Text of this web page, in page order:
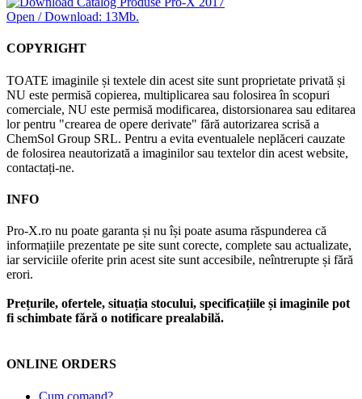
Open / Download: 13Mb.
COPYRIGHT
TOATE imaginile și textele din acest site sunt proprietate privată și
NU este permisă copierea, multiplicarea sau folosirea în scopuri
comerciale, NU este permisă modificarea, distorsionarea sau editarea
lor pentru "crearea de opere derivate" fără autorizarea scrisă a
ChemSol Group SRL. Pentru a evita eventualele neplăceri cauzate
de folosirea neautorizată a imaginilor sau textelor din acest website,
contactați-ne.
INFO
Pro-X.ro nu poate garanta și nu își poate asuma răspunderea că
informațiile prezentate pe site sunt corecte, complete sau actualizate,
iar serviciile oferite prin acest site sunt accesibile, neîntrerupte și fără
erori.
Prețurile, ofertele, situația stocului, specificațiile și imaginile pot
fi schimbate fără o notificare prealabilă.
ONLINE ORDERS
Cum comand?